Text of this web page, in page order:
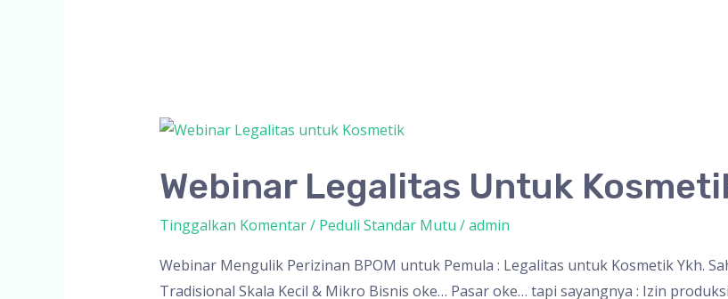
Webinar Legalitas Untuk
Tinggalkan Komentar/ Peduli Standar Mutu /admin
Webinar Mengulik Perizinan BPOM untuk Pemula : Legalitas untuk Kosmetik Ykh.
Tradisional Skala Kecil & Mikro Bisnis oke… Pasar oke… tapi sayangnya : Izin